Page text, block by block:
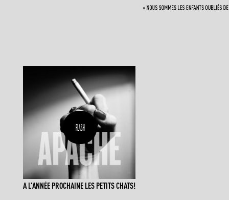
FLASH
A L’ANNÉE PROCHAINE LES PETITS CHATS!